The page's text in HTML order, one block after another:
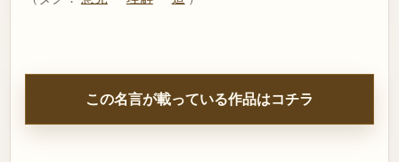
この名言が載っている作品はコチラ